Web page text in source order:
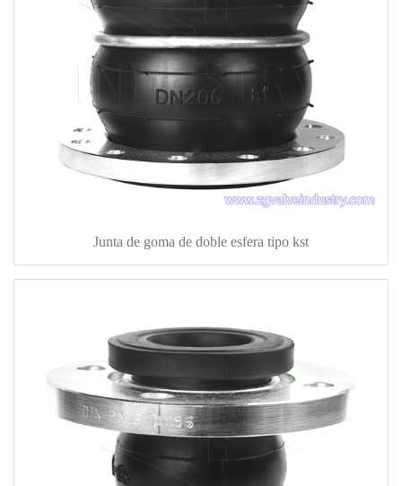
Junta de goma de doble esfera tipo kst